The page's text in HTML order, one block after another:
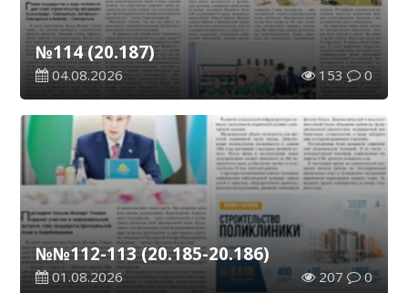
№114 (20.187)
04.08.2026 153 0
№№112-113 (20.185-20.186)
01.08.2026 207 0